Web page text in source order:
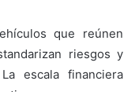
que reúnen
riesgos y
escala financiera